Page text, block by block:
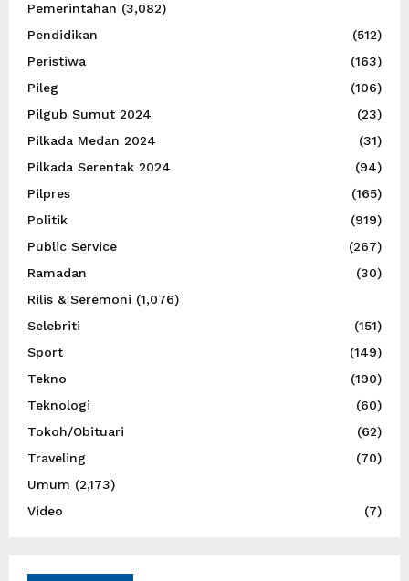
Pemerintahan (3,082)
Pendidikan
(512)
Peristiwa
(163)
Pileg
(106)
Pilgub Sumut 2024
(23)
Pilkada Medan 2024
(31)
Pilkada Serentak 2024
(94)
Pilpres
(165)
Politik
(919)
Public Service
(267)
Ramadan
(30)
Rilis & Seremoni (1,076)
Selebriti
(151)
Sport
(149)
Tekno
(190)
Teknologi
(60)
Tokoh/Obituari
(62)
Traveling
(70)
Umum (2,173)
Video
(7)